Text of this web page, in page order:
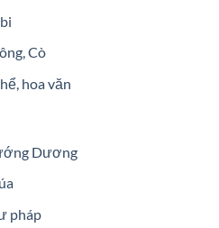
Cò
hoa văn
Dương
pháp